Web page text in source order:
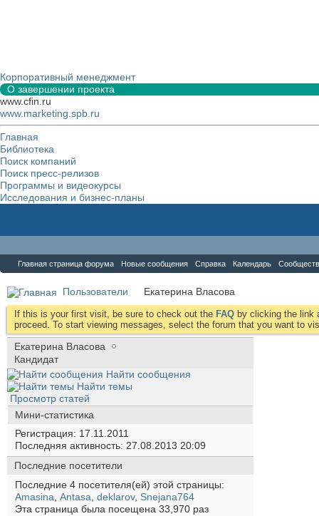
Корпоративный менеджмент
О завершении проекта
www.cfin.ru
www.marketing.spb.ru
Главная
Библиотека
Поиск компаний
Поиск пресс-релизов
Программы и видеокурсы
Исследования и бизнес-планы
Главная страница форума Новые сообщения Справка Календарь
Пользователи Екатерина Власова
If this is your first visit, be sure to check out the FAQ by clicking the link
proceed. To start viewing messages, select the forum that you want to
Екатерина Власова
Кандидат
Найти сообщения
Найти темы
Просмотр статей
Мини-статистика
Регистрация
17.11.2011
Последняя активность 27.08.2013 20:09
Последние посетители
Последние 4 посетителя(ей) этой страницы:
Amasina, Antasa, deklarov, Snejana764
Эта страница была посещена 33,970 раз